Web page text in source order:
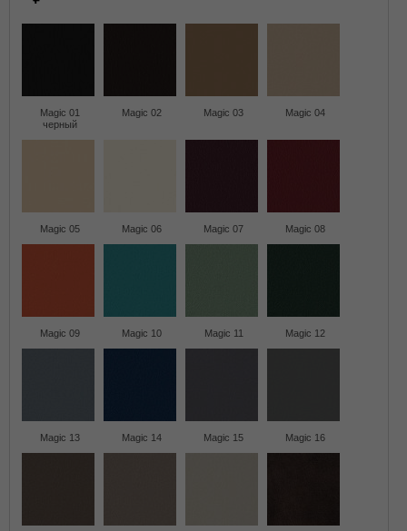
Magic 01
черный
Magic 02 Magic 03 Magic 04
Magic 05 Magic 06 Magic 07 Magic 08
Magic 09 Magic 10 Magic 11 Magic 12
Magic 13 Magic 14 Magic 15 Magic 16